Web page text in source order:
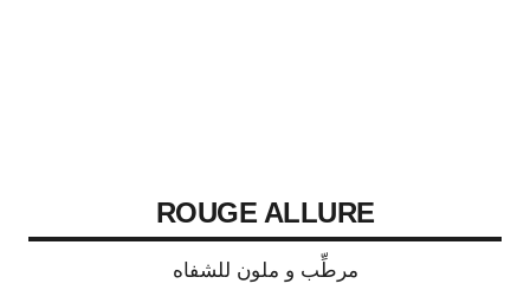
ROUGE ALLURE
مرطِّب و ملون للشفاه